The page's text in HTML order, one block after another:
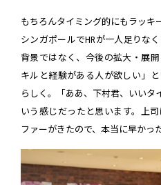
もちろんタイミング的にもラッキ
シンガポールでHRが一人足りな
背景ではなく、今後の拡大・展
キルと経験がある人が欲しい」
らしく。「ああ、下村君、いいタ
いう感じだったと思います。上
ファーがきたので、本当に早かっ